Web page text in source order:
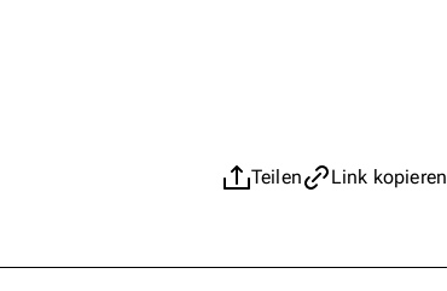
Teilen Link kopieren